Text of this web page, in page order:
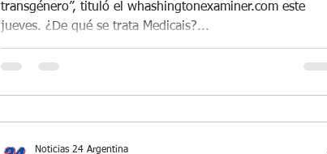
transgénero”, tituló el whashingtonexaminer.com este
jueves. ¿De qué se trata Medicais?...
Noticias 24 Argentina